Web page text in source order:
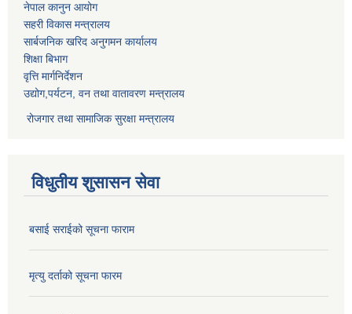
नेपाल कानुन आयोग
सहरी विकास मन्त्रालय
सार्बजनिक खरिद अनुगमन कार्यालय
शिक्षा बिभाग
वृत्ति मार्गनिर्देशन
उद्योग,पर्यटन, वन तथा वातावरण मन्त्रालय
रोजगार तथा सामाजिक सुरक्षा मन्त्रालय
विधुतीय शुसासन सेवा
बसाई सराईको सूचना फाराम
मृत्यु दर्ताको सूचना फारम